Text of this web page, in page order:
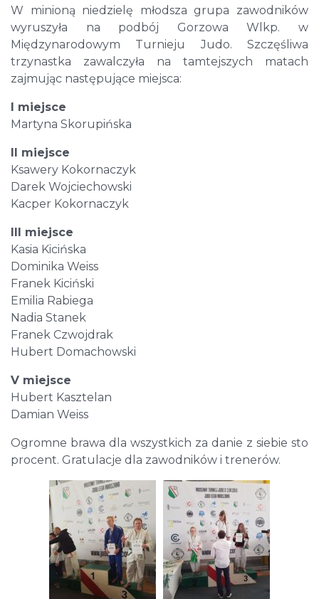
W minioną niedzielę młodsza grupa zawodników
wyruszyła na podbój Gorzowa Wlkp. w
Międzynarodowym Turnieju Judo. Szczęśliwa
trzynastka zawalczyła na tamtejszych matach
zajmując następujące miejsca:
I miejsce
Martyna Skorupińska
II miejsce
Ksawery Kokornaczyk
Darek Wojciechowski
Kacper Kokornaczyk
III miejsce
Kasia Kicińska
Dominika Weiss
Franek Kiciński
Emilia Rabiega
Nadia Stanek
Franek Czwojdrak
Hubert Domachowski
V miejsce
Hubert Kasztelan
Damian Weiss
Ogromne brawa dla wszystkich za danie z siebie sto
procent. Gratulacje dla zawodników i trenerów.